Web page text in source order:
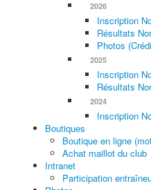
2026
Inscription
Résultats
Photos
2025
Inscription
Résultats
2024
Inscription
Boutiques
Boutique en ligne
Achat maillot du club
Intranet
Participation